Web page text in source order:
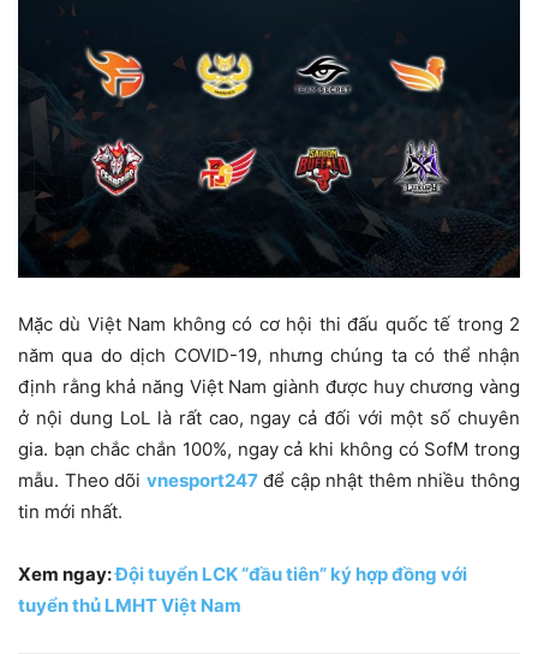
Mặc dù Việt Nam không có cơ hội thi đấu quốc tế trong 2
năm qua do dịch COVID-19, nhưng chúng ta có thể nhận
định rằng khả năng Việt Nam giành được huy chương vàng
ở nội dung LoL là rất cao, ngay cả đối với một số chuyên
gia. bạn chắc chắn 100%, ngay cả khi không có SofM trong
mẫu. Theo dõi vnesport247để cập nhật thêm nhiều thông
tin mới nhất.
Xem ngay:Đội tuyển LCK “đầu tiên” ký hợp đồng với
tuyển thủ LMHT Việt Nam